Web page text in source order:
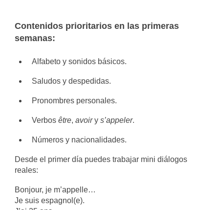
Contenidos prioritarios en las primeras
semanas:
Alfabeto y sonidos básicos.
Saludos y despedidas.
Pronombres personales.
Verbosêtre,avoirys’appeler.
Números y nacionalidades.
Desde el primer día puedes trabajar mini diálogos
reales:
Bonjour, je m’appelle…
Je suis espagnol(e).